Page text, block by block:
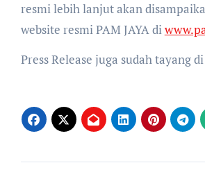
resmi lebih lanjut akan
website resmi PAM JAYA di
Press Release juga sudah tayang di